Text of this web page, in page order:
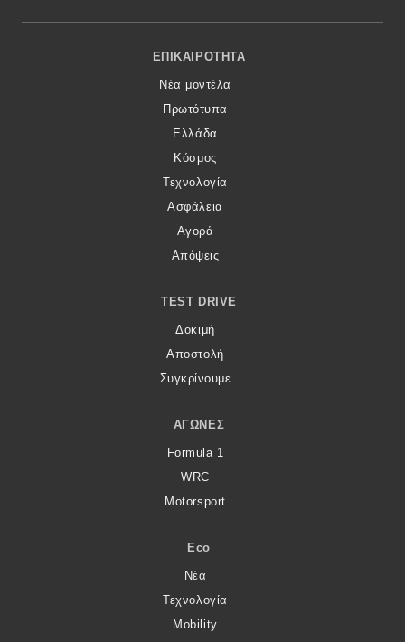
Footer Menu
ΕΠΙΚΑΙΡΌΤΗΤΑ
Νέα μοντέλα
Πρωτότυπα
Ελλάδα
Κόσμος
Τεχνολογία
Ασφάλεια
Αγορά
Απόψεις
TEST DRIVE
Δοκιμή
Αποστολή
Συγκρίνουμε
ΑΓΏΝΕΣ
Formula 1
WRC
Motorsport
Eco
Νέα
Τεχνολογία
Mobility